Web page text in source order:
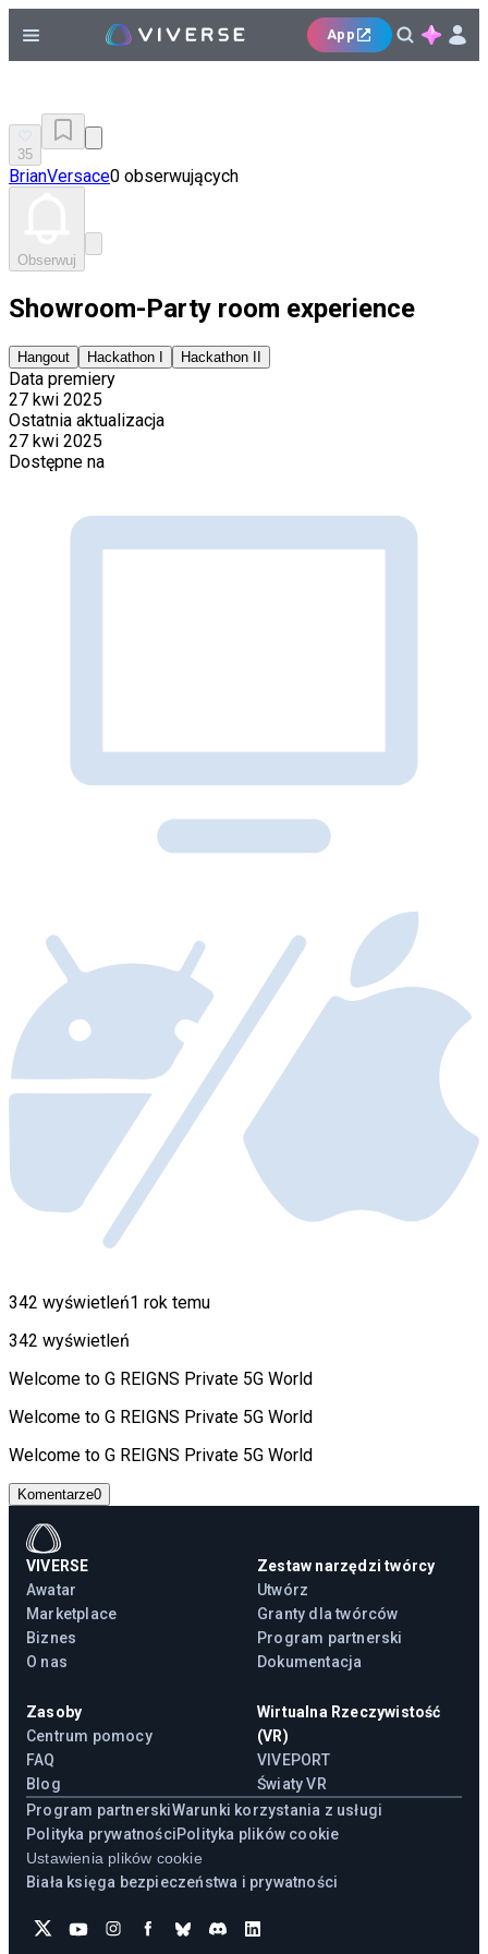
App
35
BrianVersace0 obserwujących
Obserwuj
Showroom-Party room experience
Hangout Hackathon I Hackathon II
Data premiery
27 kwi 2025
Ostatnia aktualizacja
27 kwi 2025
Dostępne na
342 wyświetleń1 rok temu
342 wyświetleń
Welcome to G REIGNS Private 5G World
Welcome to G REIGNS Private 5G World
Welcome to G REIGNS Private 5G World
Komentarze0
VIVERSE
Awatar
Marketplace
Biznes
O nas
Zestaw narzędzi twórcy
Utwórz
Granty dla twórców
Program partnerski
Dokumentacja
Zasoby
Centrum pomocy
FAQ
Blog
Wirtualna Rzeczywistość
(VR)
VIVEPORT
Światy VR
Program partnerskiWarunki korzystania z usługi
Polityka prywatnościPolityka plików cookie
Ustawienia plików cookie
Biała księga bezpieczeństwa i prywatności